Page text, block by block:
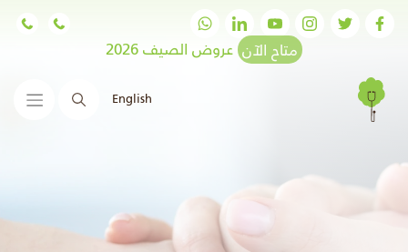
متاح الآن عروض الصيف 2026
English البحث